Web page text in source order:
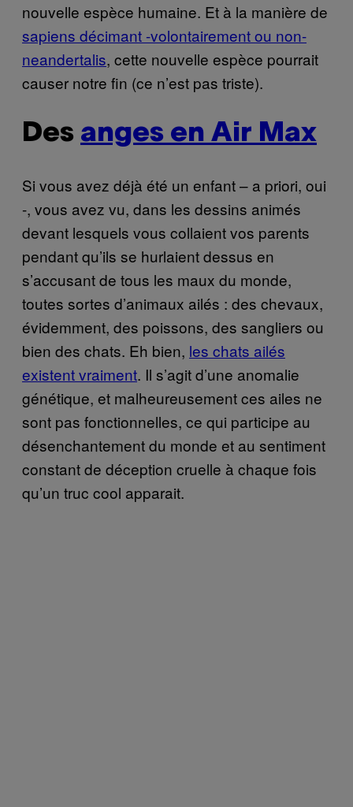
nouvelle espèce humaine. Et à la manière de
sapiens décimant -volontairement ou non-
neandertalis, cette nouvelle espèce pourrait
causer notre fin (ce n’est pas triste).
Des anges en Air Max
Si vous avez déjà été un enfant – a priori, oui
-, vous avez vu, dans les dessins animés
devant lesquels vous collaient vos parents
pendant qu’ils se hurlaient dessus en
s’accusant de tous les maux du monde,
toutes sortes d’animaux ailés : des chevaux,
évidemment, des poissons, des sangliers ou
bien des chats. Eh bien, les chats ailés
existent vraiment. Il s’agit d’une anomalie
génétique, et malheureusement ces ailes ne
sont pas fonctionnelles, ce qui participe au
désenchantement du monde et au sentiment
constant de déception cruelle à chaque fois
qu’un truc cool apparait.